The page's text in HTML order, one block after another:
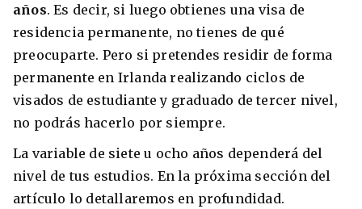
años. Es decir, si luego obtienes una visa de
residencia permanente, no tienes de qué
preocuparte. Pero si pretendes residir de forma
permanente en Irlanda realizando ciclos de
visados de estudiante y graduado de tercer nivel,
no podrás hacerlo por siempre.
La variable de siete u ocho años dependerá del
nivel de tus estudios. En la próxima sección del
artículo lo detallaremos en profundidad.